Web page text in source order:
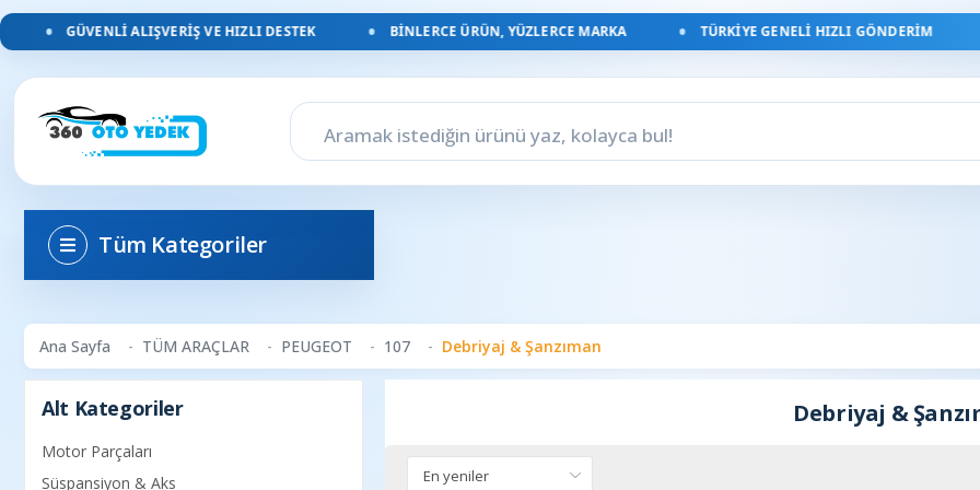
GÜVENLI ALIŞVERIŞ VE HIZLI DESTEK BINLERCE ÜRÜN, YÜZLERCE MARKA TÜRKIYE GENELI HIZLI GÖNDERIM
Tüm Kategoriler
Ana Sayfa TÜM ARAÇLAR PEUGEOT 107 Debriyaj & Şanzıman
Alt Kategoriler
Motor Parçaları
Süspansiyon & Aks
Debriyaj &